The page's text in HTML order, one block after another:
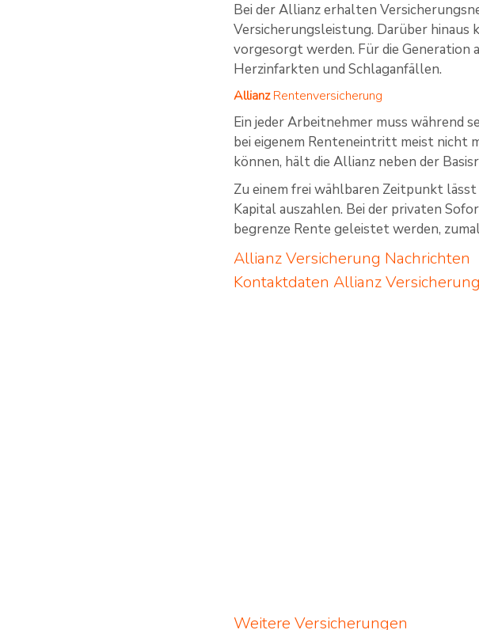
Bei der Allianz erhalten
Versicherungsleistung. Darüber hinaus
vorgesorgt werden. Für die Generation
Herzinfarkten und Schlaganfällen.
AllianzRentenversicherung
Ein jeder Arbeitnehmer muss während
bei eigenem Renteneintritt meist nicht
können, hält die Allianz neben der
Zu einem frei wählbaren Zeitpunkt
Kapital auszahlen. Bei der privaten
begrenze Rente geleistet werden,
Allianz Versicherung Nachrichten
Kontaktdaten Allianz Versicherung
Weitere Versicherungen